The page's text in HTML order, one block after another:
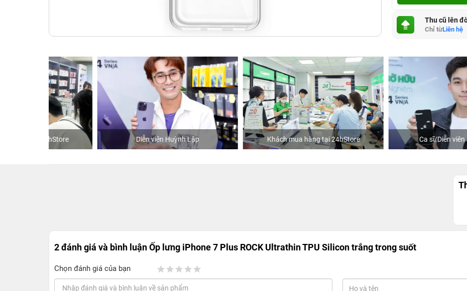
Thu cũ lên
Chỉ từLiên hệ
Diễn viên Huỳnh Lập Khách mua hàng tại 24hStore Ca sĩ/Diễn viên Jun Phạm
2 đánh giá và bình luậnỐp lưng iPhone 7 Plus ROCK Ultrathin TPU Silicon trắng trong suốt
Chọn đánh giá của bạn